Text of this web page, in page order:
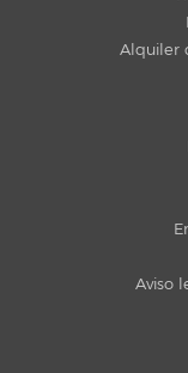
Alquiler
Aviso